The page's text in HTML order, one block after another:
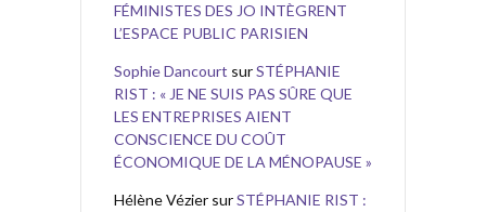
FÉMINISTES DES JO INTÈGRENT
L’ESPACE PUBLIC PARISIEN
Sophie Dancourt surSTÉPHANIE
RIST : « JE NE SUIS PAS SÛRE QUE
LES ENTREPRISES AIENT
CONSCIENCE DU COÛT
ÉCONOMIQUE DE LA MÉNOPAUSE »
Hélène Vézier surSTÉPHANIE RIST :